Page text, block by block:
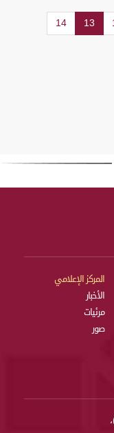
13
14
المركز الإعلامي
الأخبار
مرئيات
صور